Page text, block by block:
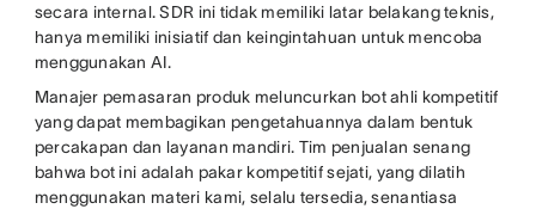
secara internal. SDR ini tidak memiliki latar belakang teknis,
hanya memiliki inisiatif dan keingintahuan untuk mencoba
menggunakan AI.
Manajer pemasaran produk meluncurkan bot ahli kompetitif
yang dapat membagikan pengetahuannya dalam bentuk
percakapan dan layanan mandiri. Tim penjualan senang
bahwa bot ini adalah pakar kompetitif sejati, yang dilatih
menggunakan materi kami, selalu tersedia, senantiasa